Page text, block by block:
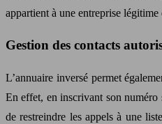
appartient à une entreprise légitime
Gestion des contacts
L’annuaire inversé permet
En effet, en inscrivant son
de restreindre les appels à une